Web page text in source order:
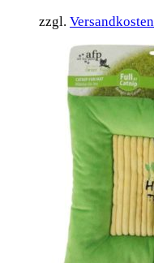
zzgl. Versandkosten